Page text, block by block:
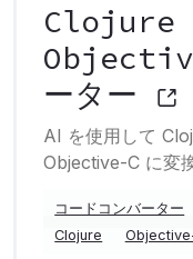
Clojure
ーター
AI を使用して
Objective-C に変
コードコンバーター
Clojure